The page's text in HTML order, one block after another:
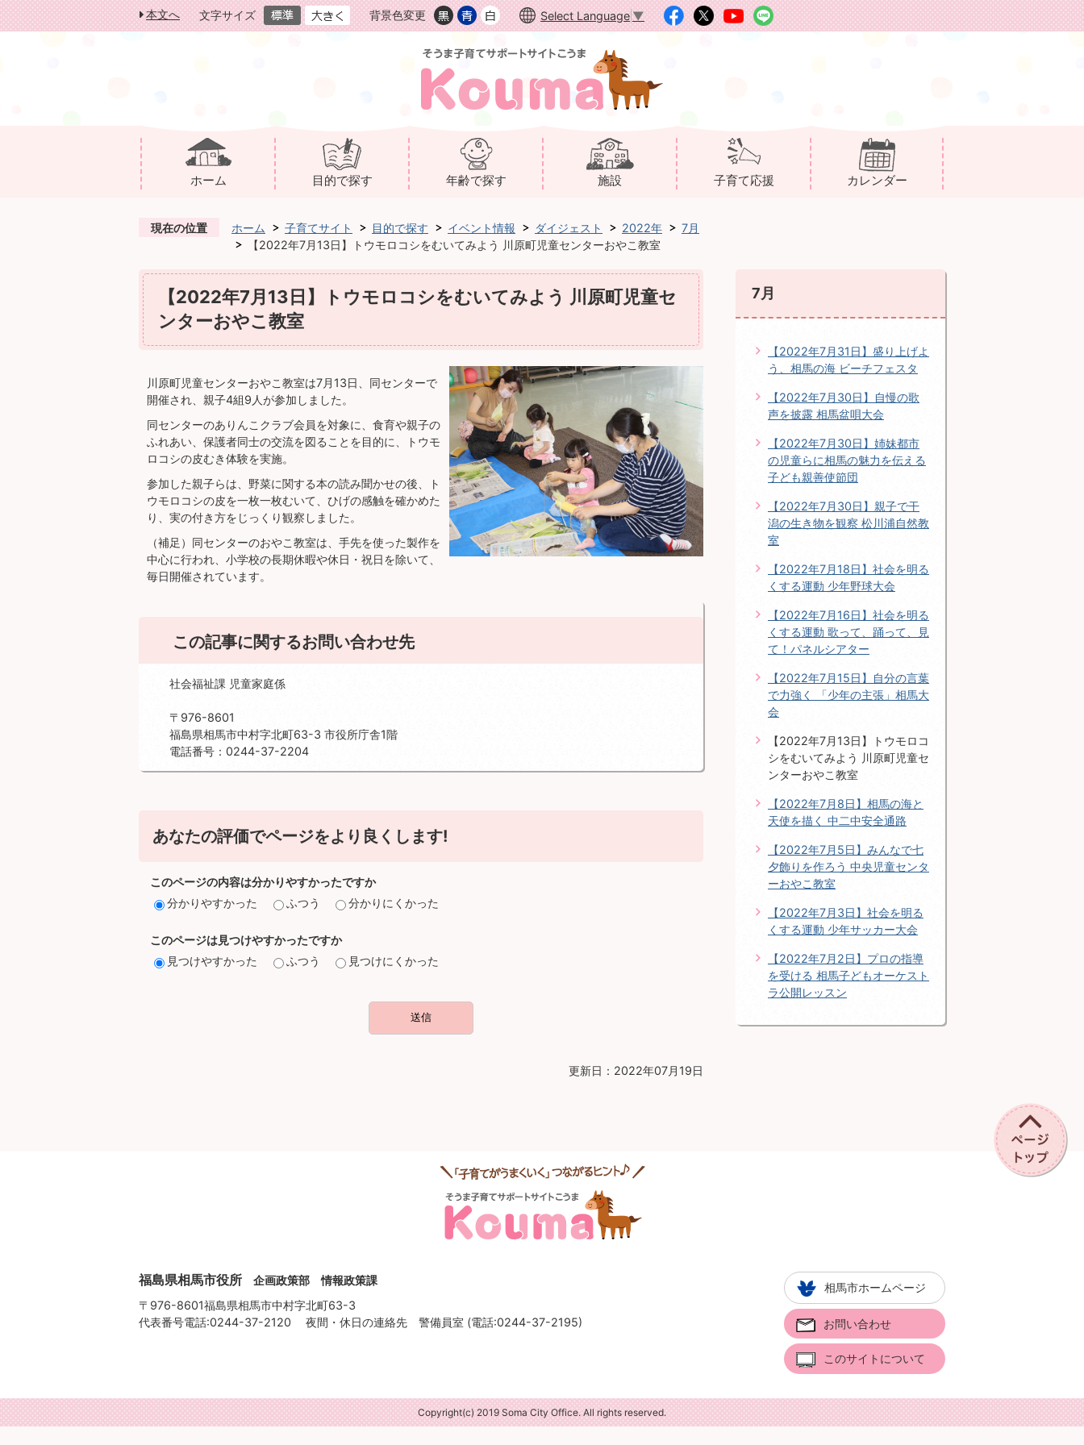
本文へ 文字サイズ 背景色変更 Select Language ▼
ホーム 目的で探す 年齢で探す 施設 子育て応援 カレンダー
現在の位置 ホーム 子育てサイト 目的で探す イベント情報 ダイジェスト 2022年
7月
【2022年7月13日】トウモロコシをむいてみよう 川原町児童センターおやこ教室
【2022年7月13日】トウモロコシをむいてみよう 川原町児童セ
ンターおやこ教室
川原町児童センターおやこ教室は7月13日、同センターで
開催され、親子4組9人が参加しました。
同センターのありんこクラブ会員を対象に、食育や親子の
ふれあい、保護者同士の交流を図ることを目的に、トウモ
ロコシの皮むき体験を実施。
参加した親子らは、野菜に関する本の読み聞かせの後、ト
ウモロコシの皮を一枚一枚むいて、ひげの感触を確かめた
り、実の付き方をじっくり観察しました。
（補足）同センターのおやこ教室は、手先を使った製作を
中心に行われ、小学校の長期休暇や休日・祝日を除いて、
毎日開催されています。
この記事に関するお問い合わせ先
社会福祉課 児童家庭係
〒976-8601
福島県相馬市中村字北町63-3 市役所庁舎1階
電話番号：0244-37-2204
あなたの評価でページをより良くします!
このページの内容は分かりやすかったですか
分かりやすかった
ふつう 分かりにくかった
このページは見つけやすかったですか
見つけやすかった
ふつう 見つけにくかった
更新日：2022年07月19日
7月
【2022年7月31日】盛り上げよ
う、相馬の海 ビーチフェスタ
【2022年7月30日】自慢の歌
声を披露 相馬盆唄大会
【2022年7月30日】姉妹都市
の児童らに相馬の魅力を伝える
子ども親善使節団
【2022年7月30日】親子で干
潟の生き物を観察 松川浦自然教
室
【2022年7月18日】社会を明る
くする運動 少年野球大会
【2022年7月16日】社会を明る
くする運動 歌って、踊って、見
て！パネルシアター
【2022年7月15日】自分の言葉
で力強く 「少年の主張」相馬大
会
【2022年7月13日】トウモロコ
シをむいてみよう 川原町児童セ
ンターおやこ教室
【2022年7月8日】相馬の海と
天使を描く 中二中安全通路
【2022年7月5日】みんなで七
夕飾りを作ろう 中央児童センタ
ーおやこ教室
【2022年7月3日】社会を明る
くする運動 少年サッカー大会
【2022年7月2日】プロの指導
を受ける 相馬子どもオーケスト
ラ公開レッスン
福島県相馬市役所 企画政策部 情報政策課
〒976-8601福島県相馬市中村字北町63-3
代表番号電話:0244-37-2120
夜間・休日の連絡先 警備員室 (電話:0244-37-2195)
相馬市ホームページ
お問い合わせ
このサイトについて
Copyright(c) 2019 Soma City Office. All rights reserved.